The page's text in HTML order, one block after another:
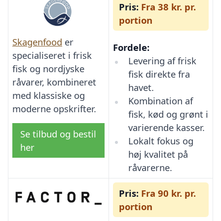
Skagenfood er
specialiseret i frisk
fisk og nordjyske
råvarer, kombineret
med klassiske og
moderne opskrifter.
Se tilbud og bestil
her
Pris: Fra 38 kr. pr.
portion
Fordele:
Levering af frisk
fisk direkte fra
havet.
Kombination af
fisk, kød og grønt i
varierende kasser.
Lokalt fokus og
høj kvalitet på
råvarerne.
Pris: Fra 90 kr. pr.
portion